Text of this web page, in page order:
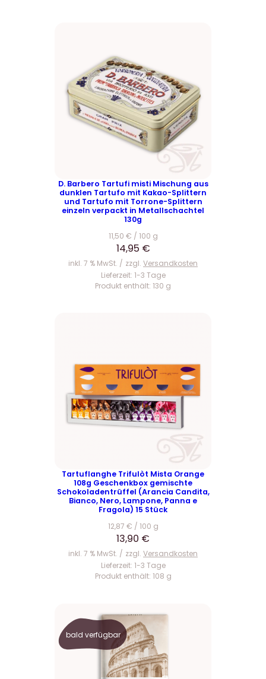
D. Barbero Tartufi misti Mischung aus
dunklen Tartufo mit Kakao-Splittern
und Tartufo mit Torrone-Splittern
einzeln verpackt in Metallschachtel
130g
11,50 € / 100 g
14,95 €
inkl. 7 % MwSt. zzgl. Versandkosten
Lieferzeit: 1-3 Tage
Produkt enthält: 130 g
Tartuflanghe Trifulòt Mista Orange
108g Geschenkbox gemischte
Schokoladentrüffel (Arancia Candita,
Bianco, Nero, Lampone, Panna e
Fragola) 15 Stück
12,87 € / 100 g
13,90 €
inkl. 7 % MwSt. zzgl. Versandkosten
Lieferzeit: 1-3 Tage
Produkt enthält: 108 g
bald verfügbar